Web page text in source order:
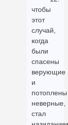
чтобы
этот
случай,
когда
были
спасены
верующие
и
потоплены
неверные,
стал